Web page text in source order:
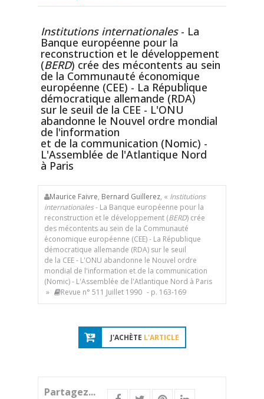
Institutions internationales- La
Banque européenne pour la
reconstruction et le développement
(BERD) crée des mécontents au sein
de la Communauté économique
européenne (CEE) - La République
démocratique allemande (RDA)
sur le seuil de la CEE - L'ONU
abandonne le Nouvel ordre mondial
de l'information
et de la communication (Nomic) -
L'Assemblée de l'Atlantique Nord
à Paris
Maurice Faivre, Bernard Guillerez, « Institutions
internationales- La Banque européenne pour la
reconstruction et le développement (BERD) crée
des mécontents au sein de la Communauté
économique européenne (CEE) - La République
démocratique allemande (RDA) sur le seuil
de la CEE - L'ONU abandonne le Nouvel ordre
mondial de l'information et de la communication
(Nomic) - L'Assemblée de l'Atlantique Nord à Paris
»
Revue n° 511 Juillet 1990 - p. 163-169
J'ACHÈTE L'ARTICLE
Partagez...